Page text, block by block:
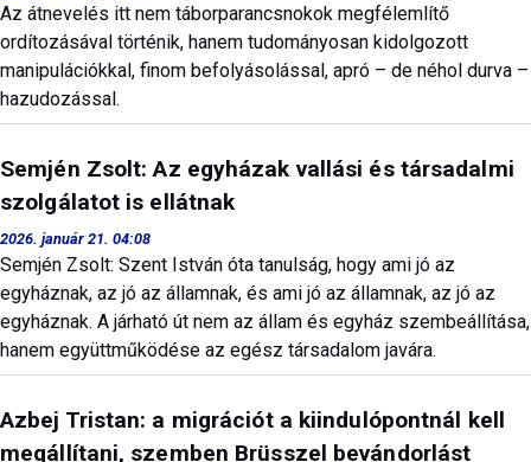
Az átnevelés itt nem táborparancsnokok megfélemlítő
ordítozásával történik, hanem tudományosan kidolgozott
manipulációkkal, finom befolyásolással, apró – de néhol durva –
hazudozással.
Semjén Zsolt: Az egyházak vallási és társadalmi
szolgálatot is ellátnak
2026. január 21. 04:08
Semjén Zsolt: Szent István óta tanulság, hogy ami jó az
egyháznak, az jó az államnak, és ami jó az államnak, az jó az
egyháznak. A járható út nem az állam és egyház szembeállítása,
hanem együttműködése az egész társadalom javára.
Azbej Tristan: a migrációt a kiindulópontnál kell
megállítani, szemben Brüsszel bevándorlást